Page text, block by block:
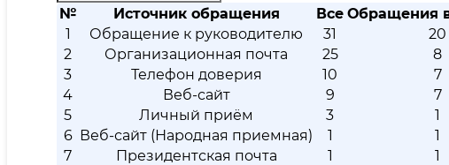
№ Источник обращения Все Обращения
1
Обращение к руководителю 31 20
2
Организационная почта 25 8
3
Телефон доверия 10 7
4
Веб-сайт 9 7
5
Личный приём 3 1
6 Веб-сайт (Народная приемная) 1 1
7
Президентская почта 1 1